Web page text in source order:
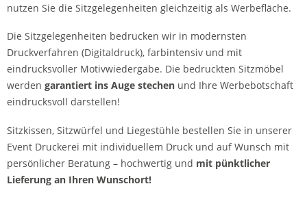
nutzen Sie die Sitzgelegenheiten gleichzeitig als Werbefläche.
Die Sitzgelegenheiten bedrucken wir in modernsten
Druckverfahren (Digitaldruck), farbintensiv und mit
eindrucksvoller Motivwiedergabe. Die bedruckten Sitzmöbel
werden garantiert ins Auge stechen und Ihre Werbebotschaft
eindrucksvoll darstellen!
Sitzkissen, Sitzwürfel und Liegestühle bestellen Sie in unserer
Event Druckerei mit individuellem Druck und auf Wunsch mit
persönlicher Beratung – hochwertig und mit pünktlicher
Lieferung an Ihren Wunschort!